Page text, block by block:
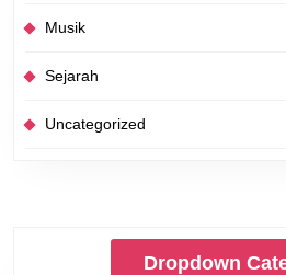
Musik
Sejarah
Uncategorized
Dropdown